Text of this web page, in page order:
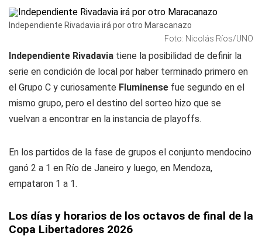
Independiente Rivadavia irá por otro Maracanazo
Foto: Nicolás Ríos/UNO
Independiente Rivadavia tiene la posibilidad de definir la
serie en condición de local por haber terminado primero en
el Grupo C y curiosamente Fluminense fue segundo en el
mismo grupo, pero el destino del sorteo hizo que se
vuelvan a encontrar en la instancia de playoffs.
En los partidos de la fase de grupos el conjunto mendocino
ganó 2 a 1 en Río de Janeiro y luego, en Mendoza,
empataron 1 a 1.
Los días y horarios de los octavos de final de la
Copa Libertadores 2026